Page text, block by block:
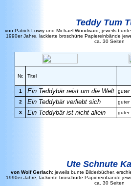
Teddy Tum
von Patrick Lowry und Michael Woodward; jeweils
1990er Jahre, lackierte broschürte Papiereinbände
ca. 30 Seiten
Nr. Titel
1
Ein Teddybär reist um die Welt guter
2
Ein Teddybär verliebt sich guter
3
Ein Teddybär ist nicht allein guter
Ute Schnute
von Wolf Gerlach; jeweils bunte Bilderbücher,
1990er Jahre, lackierte broschürte Papiereinbände
ca. 30 Seiten